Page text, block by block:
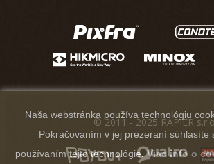
Naša webstránka používa technológiu
Pokračovaním v jej prezeraní súhlasíte
používaním tejto technológie.Viac info o
© 2011 - 2025 RAPIER